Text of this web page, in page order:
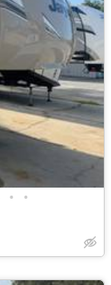
• •